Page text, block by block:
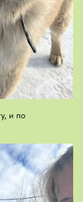
и по